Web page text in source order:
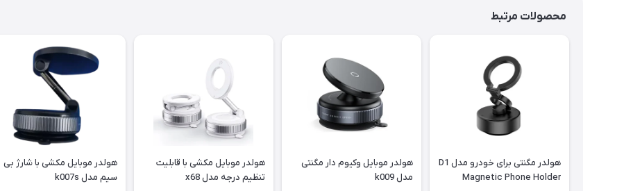
محصولات مرتبط
هولدر مگنتی برای خودرو مدل D1
Magnetic Phone Holder
هولدر موبایل وکیوم دار مگنتی
مدل k009
هولدر موبایل مکشی با قابلیت
تنظیم درجه مدل x68
هولدر موبایل مکشی با شارژ بی
سیم مدل k007s